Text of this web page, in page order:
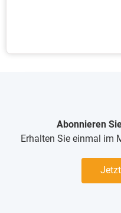
Abonnieren
Erhalten Sie einmal im